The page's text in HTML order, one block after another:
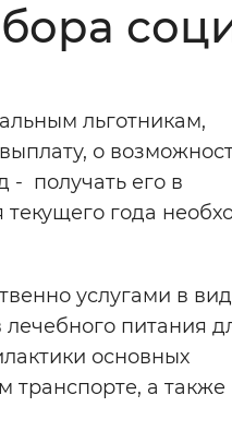
Синий
Повторить
льготникам,
о
- получать его в
текущего года
услугами в
питания
основных
транспорте, а также